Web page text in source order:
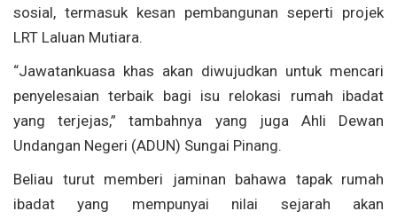
sosial, termasuk kesan pembangunan seperti projek
LRT Laluan Mutiara.
“Jawatankuasa khas akan diwujudkan untuk mencari
penyelesaian terbaik bagi isu relokasi rumah ibadat
yang terjejas,” tambahnya yang juga Ahli Dewan
Undangan Negeri (ADUN) Sungai Pinang.
Beliau turut memberi jaminan bahawa tapak rumah
ibadat yang mempunyai nilai sejarah akan